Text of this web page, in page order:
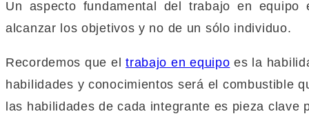
Un aspecto fundamental del trabajo en
alcanzar los objetivos y no de un sólo individuo.
Recordemos que eltrabajo en equipo es la
habilidades y conocimientos será el combustible
las habilidades de cada integrante es pieza clave